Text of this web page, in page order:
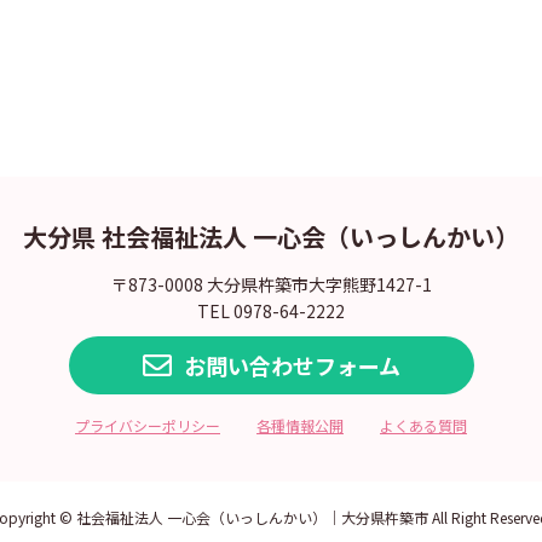
大分県 社会福祉法人 一心会（いっしんかい）
〒873-0008 大分県杵築市大字熊野1427-1
TEL 0978-64-2222
お問い合わせフォーム
プライバシーポリシー 各種情報公開 よくある質問
© 社会福祉法人 一心会（いっしんかい）｜大分県杵築市 All Right